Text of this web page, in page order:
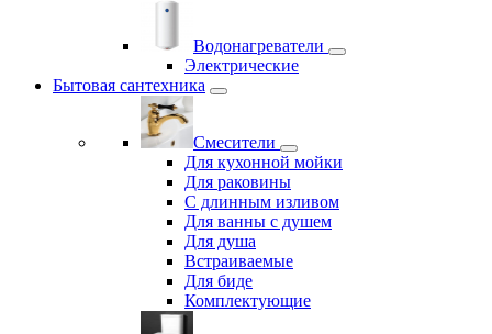
Водонагреватели
Электрические
Бытовая сантехника
Смесители
Для кухонной мойки
Для раковины
С длинным изливом
Для ванны с душем
Для душа
Встраиваемые
Для биде
Комплектующие